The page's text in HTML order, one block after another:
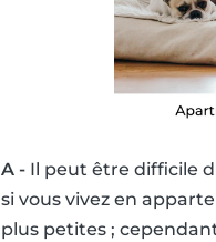
A - Il peut être difficile
si vous vivez en
plus petites ;